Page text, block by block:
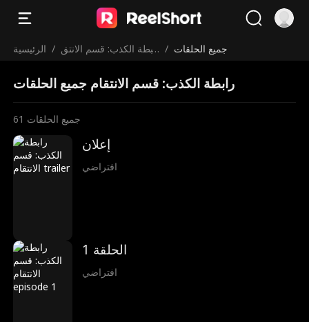
الرئيسية / رابطة الكذب: قسم الانتق / جميع الحلقات
رابطة الكذب: قسم الانتقام جميع الحلقات
61 جميع الحلقات
إعلان
افتراضي
الحلقة 1
افتراضي